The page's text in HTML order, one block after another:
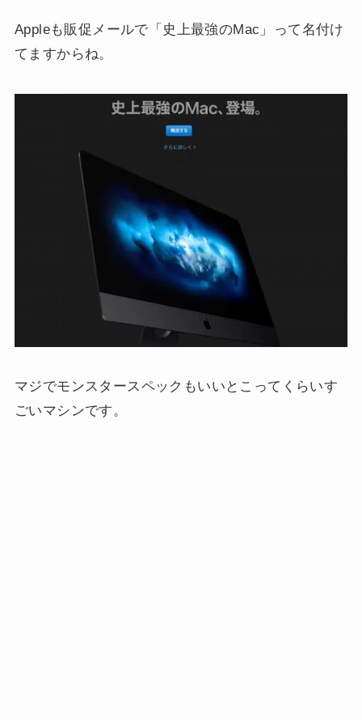
Appleも販促メールで「史上最強のMac」って名付け
てますからね。
マジでモンスタースペックもいいとこってくらいす
ごいマシンです。